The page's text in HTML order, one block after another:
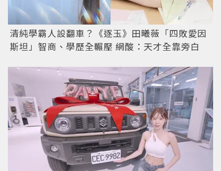
清純學霸人設翻車？《逐玉》田曦薇「四敗愛因
斯坦」智商、學歷全輾壓 網酸：天才全靠旁白